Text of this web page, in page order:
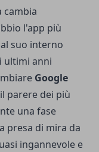
cambia
l'app più
suo interno
ultimi anni
Google
parere dei più
una fase
presa di mira da
ingannevole e